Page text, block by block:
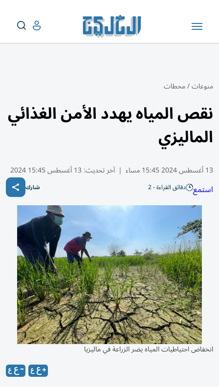
منوعات/محطات
نقص المياه يهدد الأمن الغذائي
الماليزي
13 أغسطس 2024 15:45 مساء | آخر تحديث: 13 أغسطس 15:45 2024
استمع دقائق القراءة - 2 شارك
انخفاض احتياطيات المياه يضر الزراعة في ماليزيا